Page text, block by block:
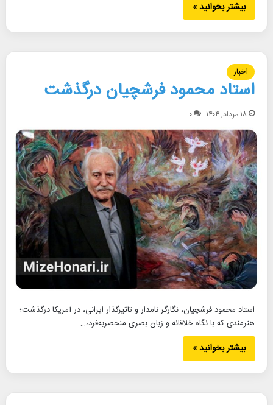
بیشتر بخوانید »
اخبار
استاد محمود فرشچیان درگذشت
۱۸ مرداد, ۱۴۰۴ ۰
استاد محمود فرشچیان، نگارگر نامدار و تاثیرگذار ایرانی، در آمریکا درگذشت؛
هنرمندی که با نگاه خلاقانه و زبان بصری منحصربه‌فرد،…
بیشتر بخوانید »